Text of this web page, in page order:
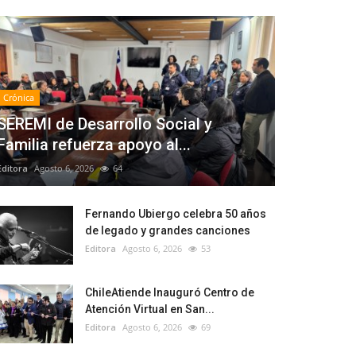
Crónica
de Desarrollo Social y
refuerza apoyo al...
Agosto 6, 2026 64
Fernando Ubiergo celebra 50 años
de legado y grandes canciones
Editora Agosto 6, 2026 53
ChileAtiende Inauguró Centro de
Atención Virtual en San...
Editora Agosto 6, 2026 69